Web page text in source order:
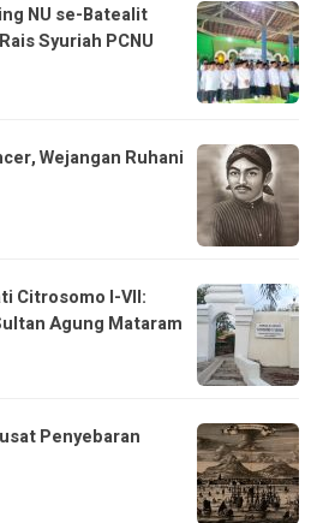
NU se-Batealit
Syuriah PCNU
Wejangan Ruhani
Citrosomo I-VII:
Agung Mataram
Penyebaran